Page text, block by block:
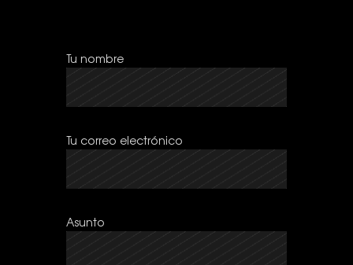
Tu nombre
Tu correo electrónico
Asunto